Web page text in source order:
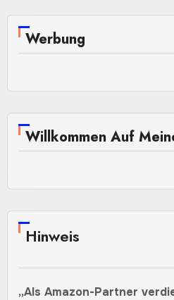
Werbung
Willkommen Auf
Hinweis
„Als Amazon-Partner